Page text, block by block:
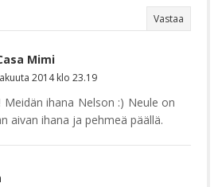
Vastaa
Mimi
2014 klo 23.19
Meidän ihana Nelson :) Neule on
aivan ihana ja pehmeä päällä.